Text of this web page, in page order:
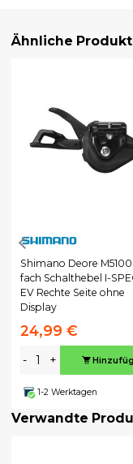
Ähnliche
Shimano Deore M5100
fach Schalthebel I-
EV Rechte Seite ohne
Display
24,99 €
- +
1-2 Werktagen
Verwandte